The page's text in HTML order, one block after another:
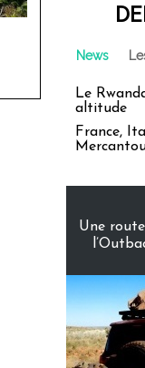
News
Le
altitude
France,
Une